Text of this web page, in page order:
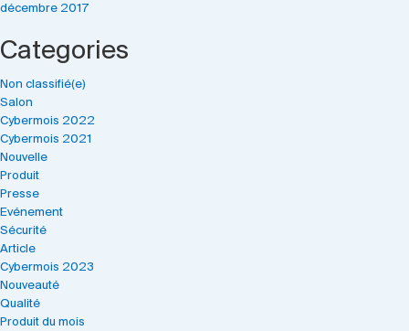
décembre 2017
Categories
Non classifié(e)
Salon
Cybermois 2022
Cybermois 2021
Nouvelle
Produit
Presse
Evénement
Sécurité
Article
Cybermois 2023
Nouveauté
Qualité
Produit du mois